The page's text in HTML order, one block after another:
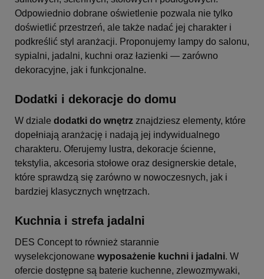
Odpowiednio dobrane oświetlenie pozwala nie tylko
doświetlić przestrzeń, ale także nadać jej charakter i
podkreślić styl aranżacji. Proponujemy lampy do salonu,
sypialni, jadalni, kuchni oraz łazienki — zarówno
dekoracyjne, jak i funkcjonalne.
Dodatki i dekoracje do domu
W dziale dodatki do wnętrz znajdziesz elementy, które
dopełniają aranżację i nadają jej indywidualnego
charakteru. Oferujemy lustra, dekoracje ścienne,
tekstylia, akcesoria stołowe oraz designerskie detale,
które sprawdzą się zarówno w nowoczesnych, jak i
bardziej klasycznych wnętrzach.
Kuchnia i strefa jadalni
DES Concept to również starannie
wyselekcjonowane wyposażenie kuchni i jadalni. W
ofercie dostępne są baterie kuchenne, zlewozmywaki,